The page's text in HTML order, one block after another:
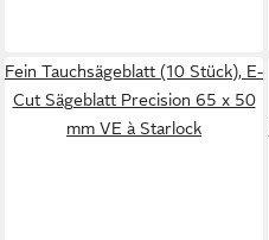
Fein Tauchsägeblatt (10 Stück), E-
Cut Sägeblatt Precision 65 x 50
mm VE à Starlock